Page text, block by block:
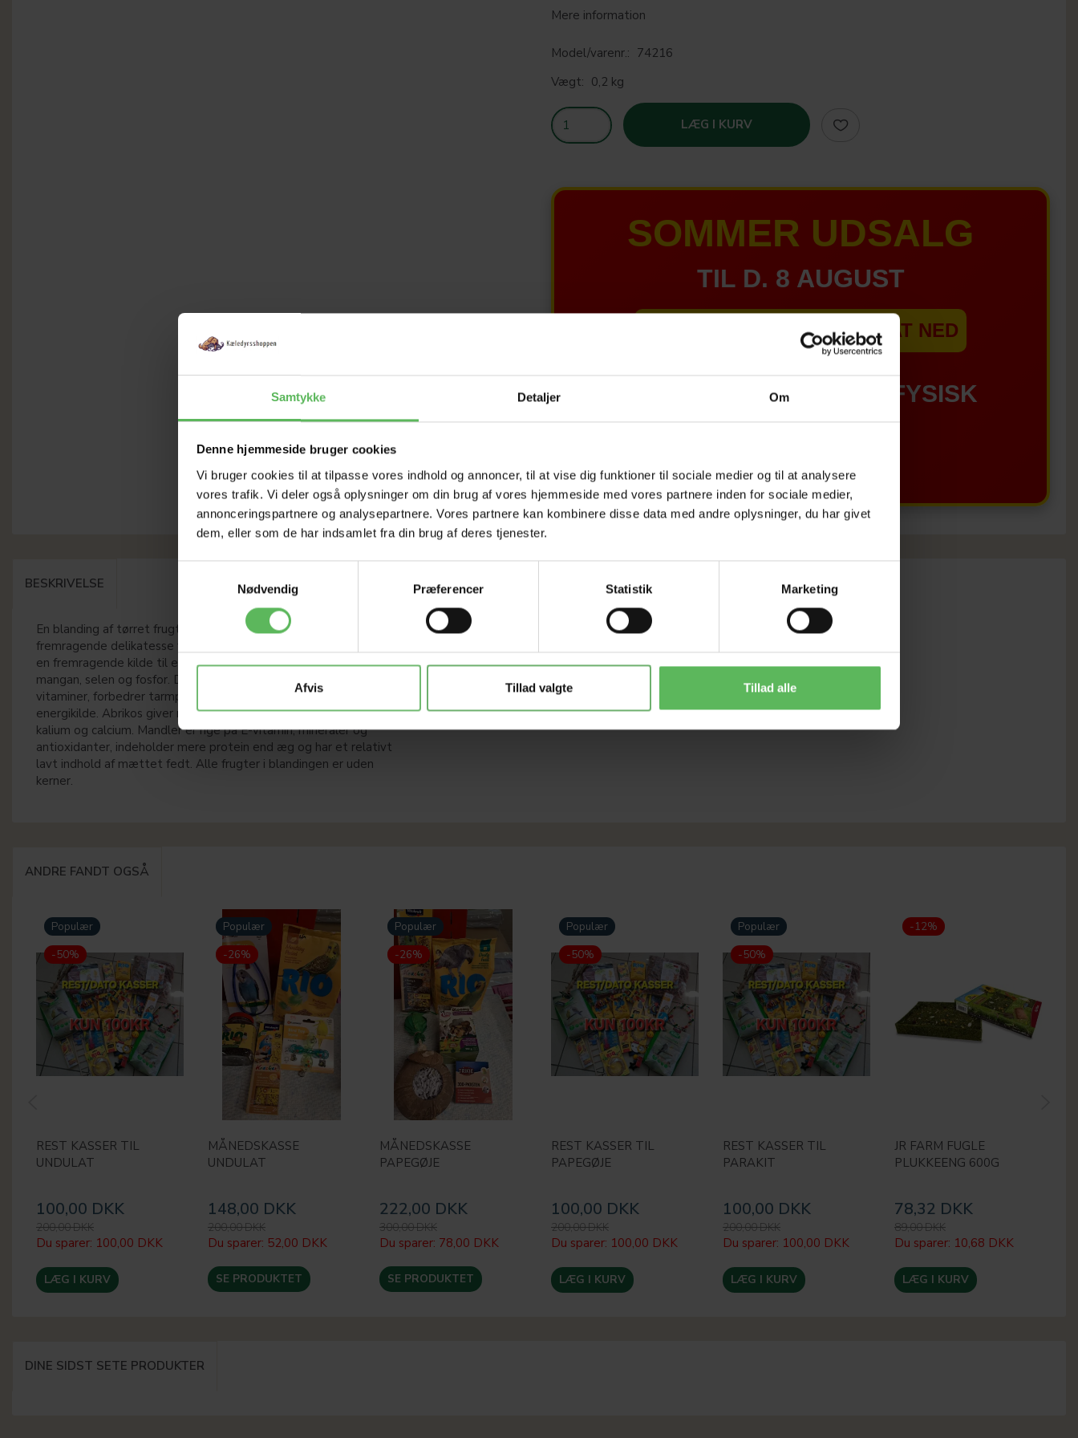
Samtykke Detaljer Om
Denne hjemmeside bruger cookies
Vi bruger cookies til at tilpasse vores indhold og annoncer, til at vise dig funktioner til sociale medier og til at analysere
vores trafik. Vi deler også oplysninger om din brug af vores hjemmeside med vores partnere inden for sociale medier,
annonceringspartnere og analysepartnere. Vores partnere kan kombinere disse data med andre oplysninger, du har givet
dem, eller som de har indsamlet fra din brug af deres tjenester.
Nødvendig
Præferencer Statistik Marketing
Afvis Tillad valgte Tillad alle
Mere information
Model/varenr.: 74216
Vægt: 0,2 kg
LÆG I KURV
SOMMER UDSALG
TIL D. 8 AUGUST
HELE WEBSHOPPEN ER SAT NED
Tilbud GÆLDER IKKE I FYSISK
BESKRIVELSE
En blanding af tørret frugt og nødder, uden jordnødder, er en
fremragende delikatesse for mange eksotiske fugle. Nødder er
en fremragende kilde til elementer som jern, zink, kobber,
mangan, selen og fosfor. Dadler med et højt indhold af fibre og
vitaminer, forbedrer tarmperistaltikken og er en fremragende
energikilde. Abrikos giver mange vitaminer, herunder C, jern,
kalium og calcium. Mandler er rige på E-vitamin, mineraler og
antioxidanter, indeholder mere protein end æg og har et relativt
lavt indhold af mættet fedt. Alle frugter i blandingen er uden
kerner.
ANDRE FANDT OGSÅ
Populær
-50%
REST KASSER TIL
UNDULAT
100,00 DKK
200,00 DKK
Du sparer: 100,00 DKK
LÆG I KURV
Populær
-26%
MÅNEDSKASSE
UNDULAT
148,00 DKK
200,00 DKK
Du sparer: 52,00 DKK
SE PRODUKTET
Populær
-26%
MÅNEDSKASSE
PAPEGØJE
222,00 DKK
300,00 DKK
Du sparer: 78,00 DKK
SE PRODUKTET
Populær
-50%
REST KASSER TIL
PAPEGØJE
100,00 DKK
200,00 DKK
Du sparer: 100,00 DKK
LÆG I KURV
Populær
-50%
REST KASSER TIL
PARAKIT
100,00 DKK
200,00 DKK
Du sparer: 100,00 DKK
LÆG I KURV
-12%
JR FARM FUGLE
PLUKKEENG 600G
78,32 DKK
89,00 DKK
Du sparer: 10,68 DKK
LÆG I KURV
DINE SIDST SETE PRODUKTER